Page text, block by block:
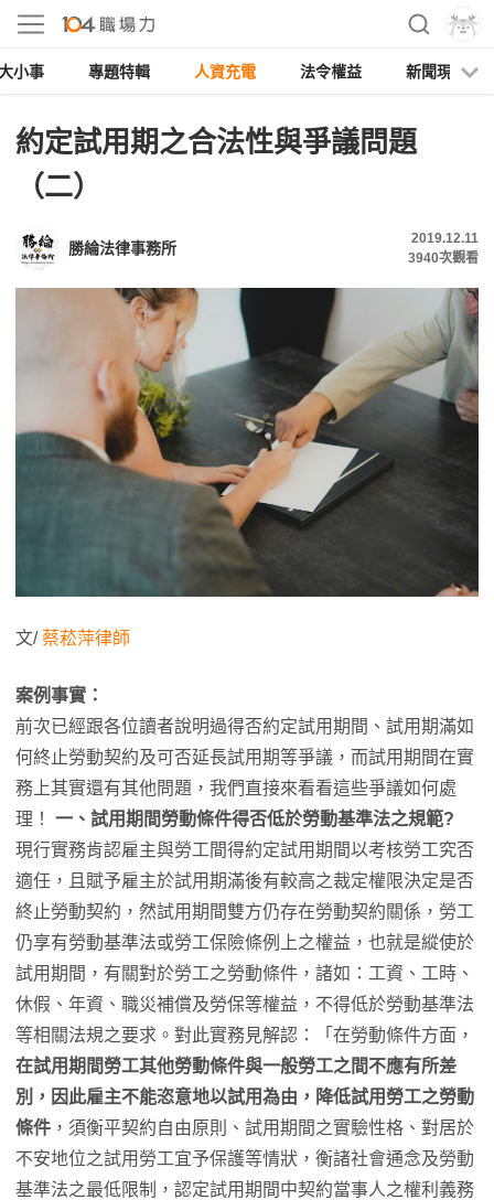
小事 專題特輯 人資充電 法令權益 新聞現場
約定試用期之合法性與爭議問題
（二）
勝綸法律事務所
2019.12.11
3940次觀看
文/蔡菘萍律師
案例事實：
前次已經跟各位讀者說明過得否約定試用期間、試用期滿如
何終止勞動契約及可否延長試用期等爭議，而試用期間在實
務上其實還有其他問題，我們直接來看看這些爭議如何處
理！ 一、試用期間勞動條件得否低於勞動基準法之規範?
現行實務肯認雇主與勞工間得約定試用期間以考核勞工究否
適任，且賦予雇主於試用期滿後有較高之裁定權限決定是否
終止勞動契約，然試用期間雙方仍存在勞動契約關係，勞工
仍享有勞動基準法或勞工保險條例上之權益，也就是縱使於
試用期間，有關對於勞工之勞動條件，諸如：工資、工時、
休假、年資、職災補償及勞保等權益，不得低於勞動基準法
等相關法規之要求。對此實務見解認：「在勞動條件方面，
在試用期間勞工其他勞動條件與一般勞工之間不應有所差
別，因此雇主不能恣意地以試用為由，降低試用勞工之勞動
條件 ，須衡平契約自由原則、試用期間之實驗性格、對居於
不安地位之試用勞工宜予保護等情狀，衡諸社會通念及勞動
基準法之最低限制，認定試用期間中契約當事人之權利義務